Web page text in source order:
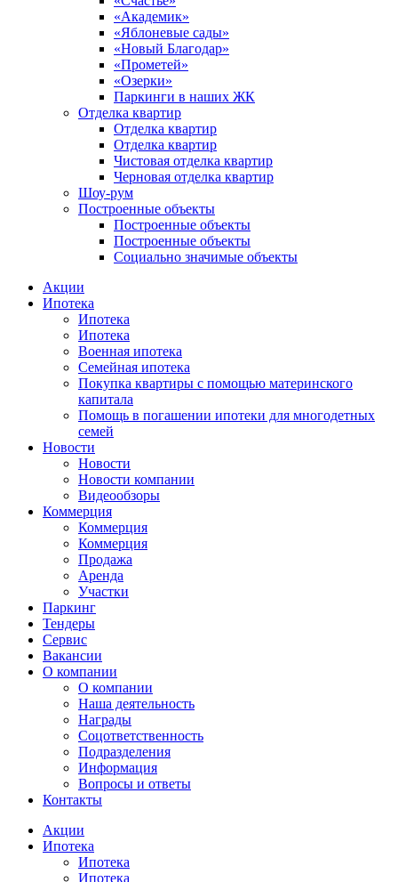
«Академик»
«Яблоневые сады»
«Новый Благодар»
«Прометей»
«Озерки»
Паркинги в наших ЖК
Отделка квартир
Отделка квартир
Отделка квартир
Чистовая отделка квартир
Черновая отделка квартир
Шоу-рум
Построенные объекты
Построенные объекты
Построенные объекты
Социально значимые объекты
Акции
Ипотека
Ипотека
Ипотека
Военная ипотека
Семейная ипотека
Покупка квартиры с помощью материнского
капитала
Помощь в погашении ипотеки для многодетных
семей
Новости
Новости
Новости компании
Видеообзоры
Коммерция
Коммерция
Коммерция
Продажа
Аренда
Участки
Паркинг
Тендеры
Сервис
Вакансии
О компании
О компании
Наша деятельность
Награды
Соцответственность
Подразделения
Информация
Вопросы и ответы
Контакты
Акции
Ипотека
Ипотека
Ипотека